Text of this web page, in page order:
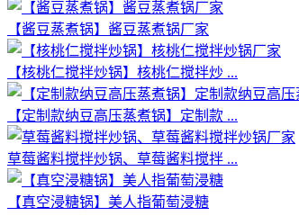
【酱豆蒸煮锅】酱豆蒸煮锅厂家
【核桃仁搅拌炒锅】核桃仁搅拌炒 ...
【定制款纳豆高压蒸煮锅】定制款 ...
草莓酱料搅拌炒锅、草莓酱料搅拌 ...
【真空浸糖锅】美人指葡萄浸糖